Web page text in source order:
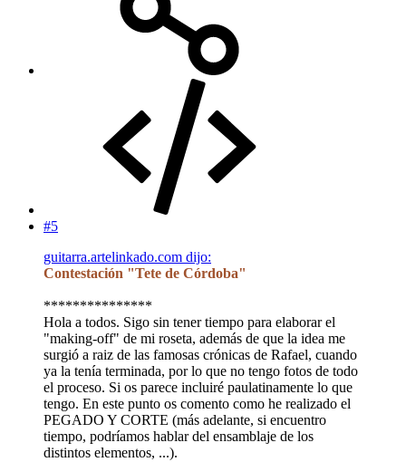
#5
guitarra.artelinkado.com dijo:
Contestación "Tete de Córdoba"
***************
Hola a todos. Sigo sin tener tiempo para elaborar el
"making-off" de mi roseta, además de que la idea me
surgió a raiz de las famosas crónicas de Rafael, cuando
ya la tenía terminada, por lo que no tengo fotos de todo
el proceso. Si os parece incluiré paulatinamente lo que
tengo. En este punto os comento como he realizado el
PEGADO Y CORTE (más adelante, si encuentro
tiempo, podríamos hablar del ensamblaje de los
distintos elementos, ...).